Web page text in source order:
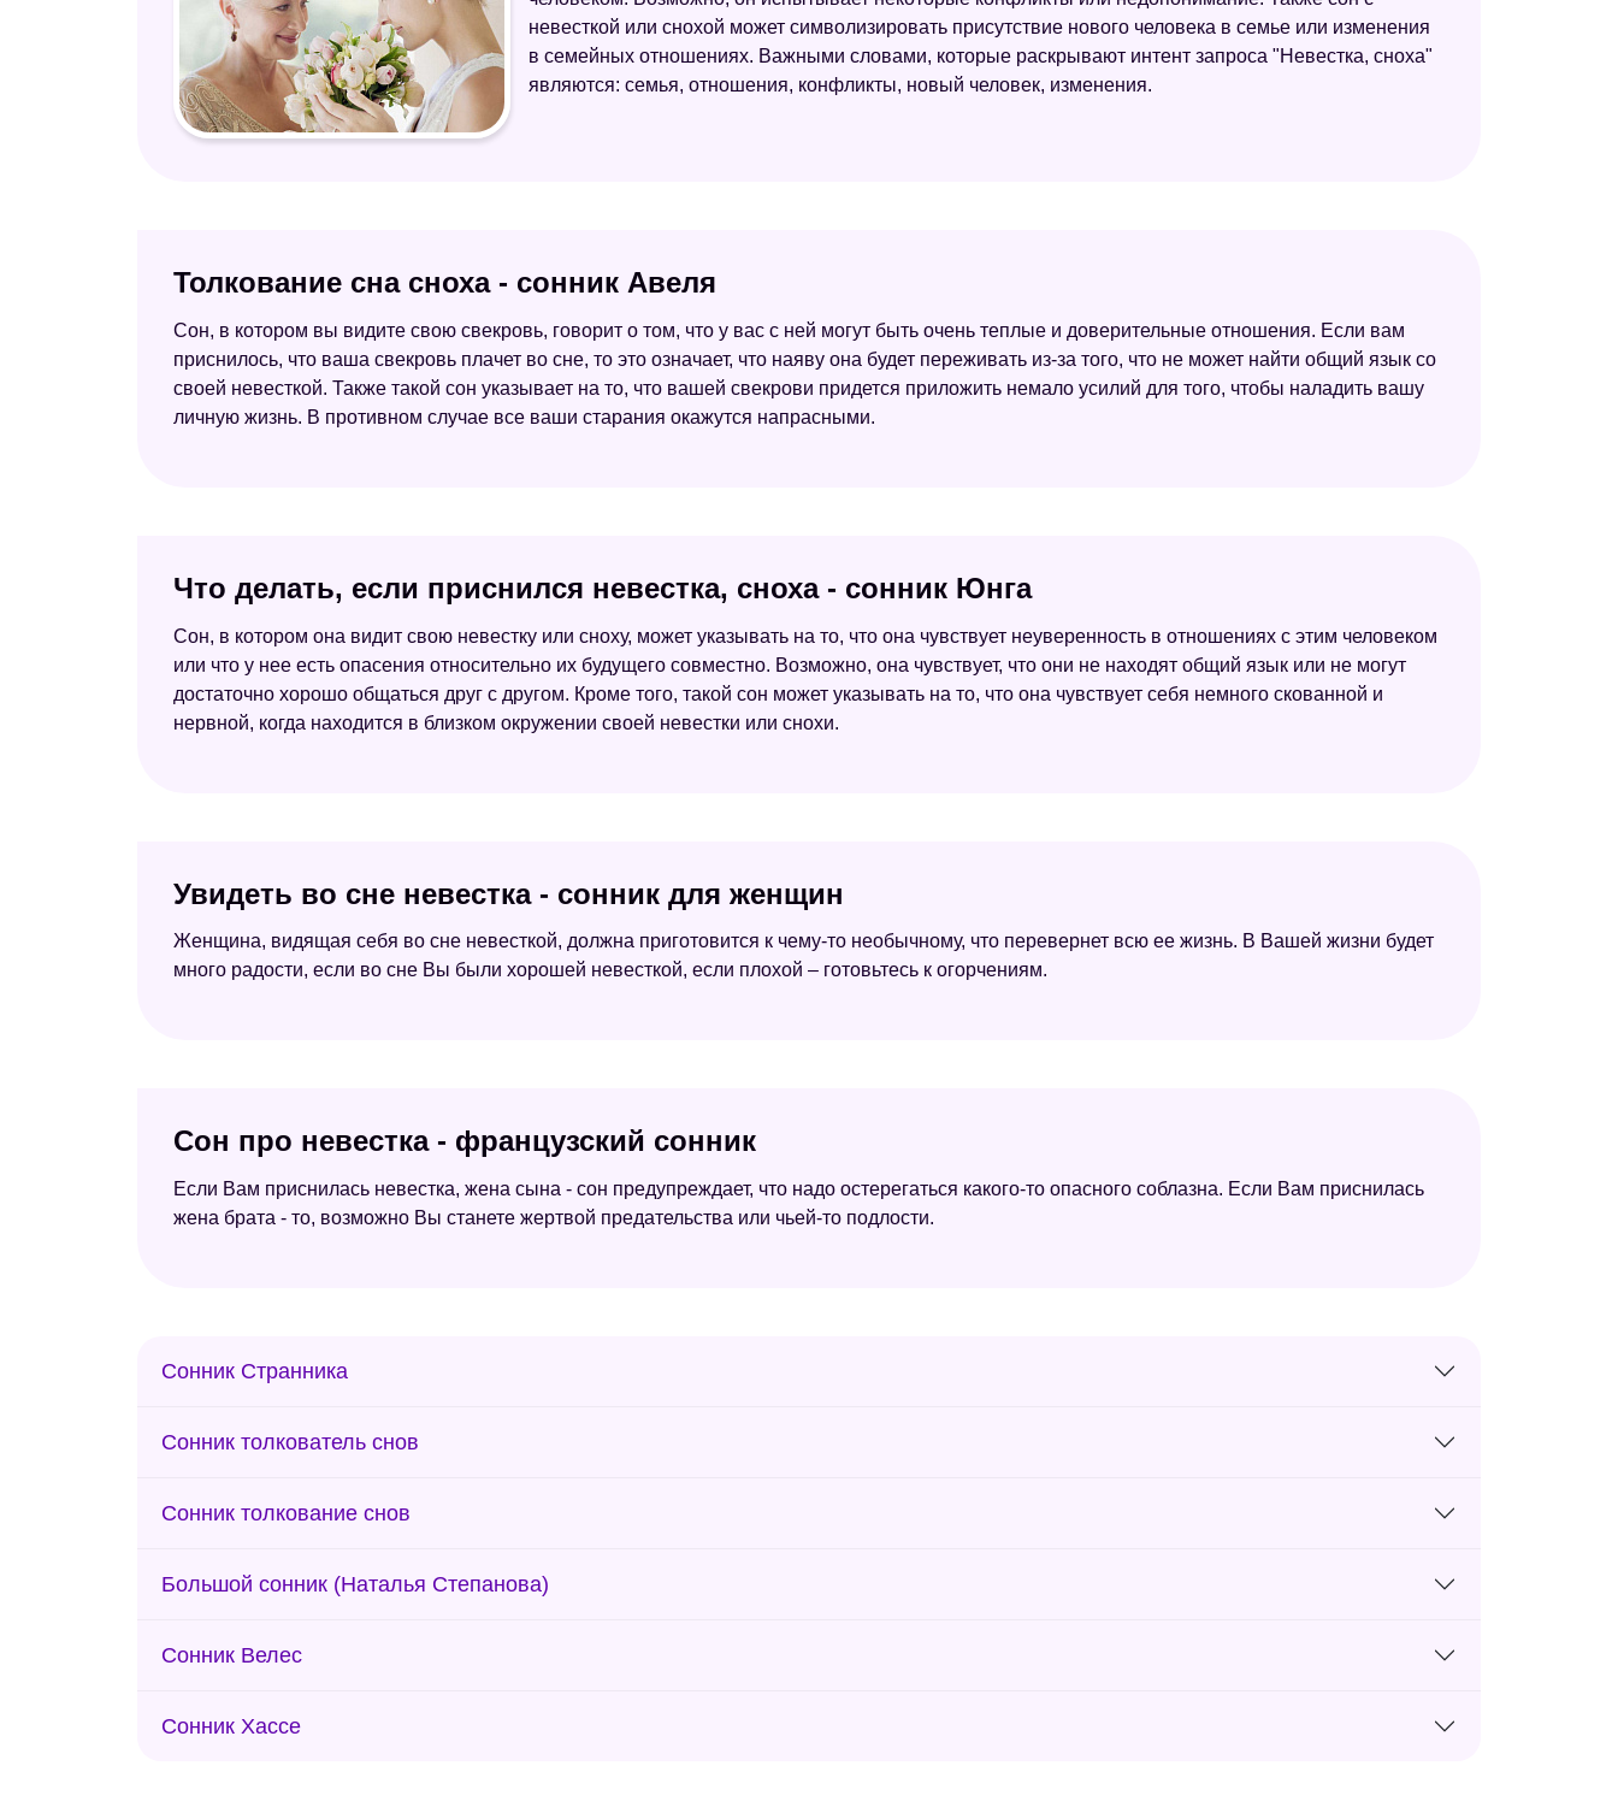
невесткой или снохой может символизировать присутствие нового человека в семье или изменения
в семейных отношениях. Важными словами, которые раскрывают интент запроса "Невестка, сноха"
являются: семья, отношения, конфликты, новый человек, изменения.
Толкование сна сноха - сонник Авеля
Сон, в котором вы видите свою свекровь, говорит о том, что у вас с ней могут быть очень теплые и доверительные отношения. Если вам
приснилось, что ваша свекровь плачет во сне, то это означает, что наяву она будет переживать из-за того, что не может найти общий язык со
своей невесткой. Также такой сон указывает на то, что вашей свекрови придется приложить немало усилий для того, чтобы наладить вашу
личную жизнь. В противном случае все ваши старания окажутся напрасными.
Что делать, если приснился невестка, сноха - сонник Юнга
Сон, в котором она видит свою невестку или сноху, может указывать на то, что она чувствует неуверенность в отношениях с этим человеком
или что у нее есть опасения относительно их будущего совместно. Возможно, она чувствует, что они не находят общий язык или не могут
достаточно хорошо общаться друг с другом. Кроме того, такой сон может указывать на то, что она чувствует себя немного скованной и
нервной, когда находится в близком окружении своей невестки или снохи.
Увидеть во сне невестка - сонник для женщин
Женщина, видящая себя во сне невесткой, должна приготовится к чему-то необычному, что перевернет всю ее жизнь. В Вашей жизни будет
много радости, если во сне Вы были хорошей невесткой, если плохой – готовьтесь к огорчениям.
Сон про невестка - французский сонник
Если Вам приснилась невестка, жена сына - сон предупреждает, что надо остерегаться какого-то опасного соблазна. Если Вам приснилась
жена брата - то, возможно Вы станете жертвой предательства или чьей-то подлости.
Сонник Странника
Сонник толкователь снов
Сонник толкование снов
Большой сонник (Наталья Степанова)
Сонник Велес
Сонник Хассе